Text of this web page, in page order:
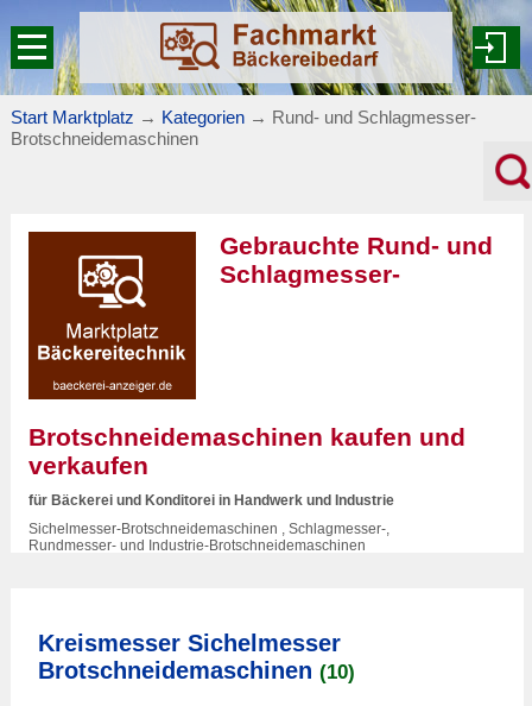
Start Marktplatz → Kategorien → Rund- und Schlagmesser-
Brotschneidemaschinen
Gebrauchte Rund- und
Schlagmesser-
Brotschneidemaschinen kaufen und
verkaufen
für Bäckerei und Konditorei in Handwerk und Industrie
Sichelmesser-Brotschneidemaschinen , Schlagmesser-,
Rundmesser- und Industrie-Brotschneidemaschinen
Kreismesser Sichelmesser
Brotschneidemaschinen (10)